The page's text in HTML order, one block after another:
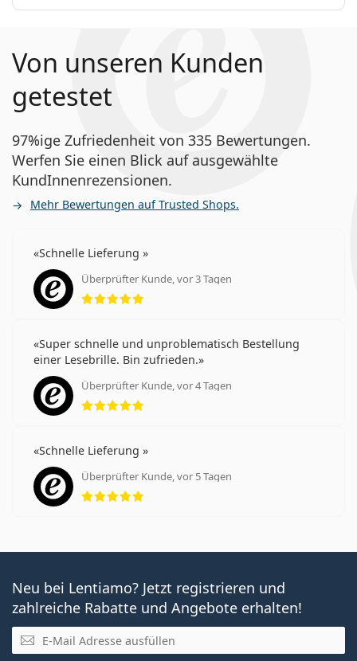
Von unseren Kunden
getestet
97%ige Zufriedenheit von 335 Bewertungen.
Werfen Sie einen Blick auf ausgewählte
KundInnenrezensionen.
Mehr Bewertungen auf Trusted Shops.
Schnelle Lieferung
Überprüfter Kunde, vor 3 Tagen
Bewertung 5 aus 5
Super schnelle und unproblematisch Bestellung
einer Lesebrille. Bin zufrieden.
Überprüfter Kunde, vor 4 Tagen
Bewertung 5 aus 5
Schnelle Lieferung
Überprüfter Kunde, vor 5 Tagen
Bewertung 5 aus 5
Neu bei Lentiamo? Jetzt registrieren und
zahlreiche Rabatte und Angebote erhalten!
E-Mail